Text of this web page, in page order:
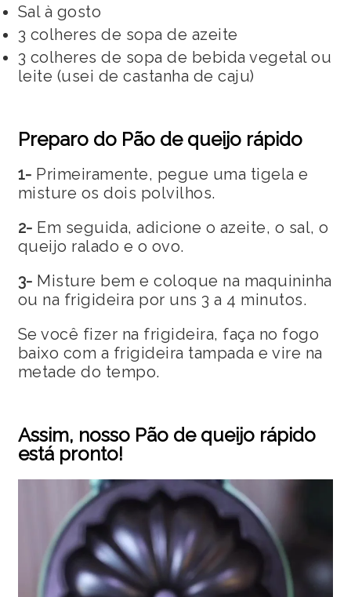
Sal à gosto
3 colheres de sopa de azeite
3 colheres de sopa de bebida vegetal ou
leite (usei de castanha de caju)
Preparo do Pão de queijo rápido
1- Primeiramente, pegue uma tigela e
misture os dois polvilhos.
2- Em seguida, adicione o azeite, o sal, o
queijo ralado e o ovo.
3- Misture bem e coloque na maquininha
ou na frigideira por uns 3 a 4 minutos.
Se você fizer na frigideira, faça no fogo
baixo com a frigideira tampada e vire na
metade do tempo.
Assim, nosso Pão de queijo rápido
está pronto!